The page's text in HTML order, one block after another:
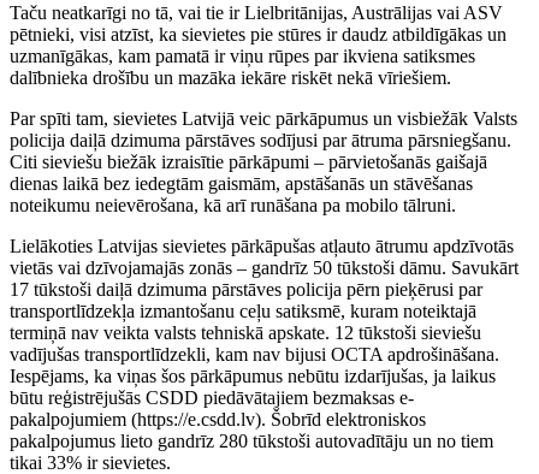
Taču neatkarīgi no tā, vai tie ir Lielbritānijas, Austrālijas vai ASV
pētnieki, visi atzīst, ka sievietes pie stūres ir daudz atbildīgākas un
uzmanīgākas, kam pamatā ir viņu rūpes par ikviena satiksmes
dalībnieka drošību un mazāka iekāre riskēt nekā vīriešiem.
Par spīti tam, sievietes Latvijā veic pārkāpumus un visbiežāk Valsts
policija daiļā dzimuma pārstāves sodījusi par ātruma pārsniegšanu.
Citi sieviešu biežāk izraisītie pārkāpumi – pārvietošanās gaišajā
dienas laikā bez iedegtām gaismām, apstāšanās un stāvēšanas
noteikumu neievērošana, kā arī runāšana pa mobilo tālruni.
Lielākoties Latvijas sievietes pārkāpušas atļauto ātrumu apdzīvotās
vietās vai dzīvojamajās zonās – gandrīz 50 tūkstoši dāmu. Savukārt
17 tūkstoši daiļā dzimuma pārstāves policija pērn pieķērusi par
transportlīdzekļa izmantošanu ceļu satiksmē, kuram noteiktajā
termiņā nav veikta valsts tehniskā apskate. 12 tūkstoši sieviešu
vadījušas transportlīdzekli, kam nav bijusi OCTA apdrošināšana.
Iespējams, ka viņas šos pārkāpumus nebūtu izdarījušas, ja laikus
būtu reģistrējušās CSDD piedāvātajiem bezmaksas e-
pakalpojumiem (https://e.csdd.lv). Šobrīd elektroniskos
pakalpojumus lieto gandrīz 280 tūkstoši autovadītāju un no tiem
tikai 33% ir sievietes.